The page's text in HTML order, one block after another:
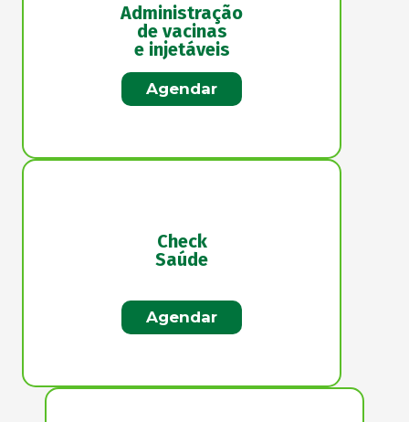
Administração
de vacinas
e injetáveis
Agendar
Check
Saúde
Agendar